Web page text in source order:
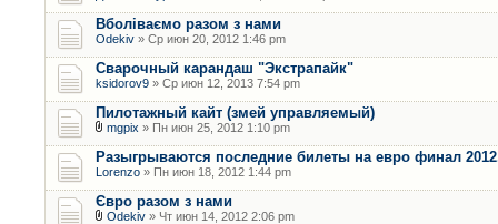
Вболіваємо разом з нами
Odekiv » Ср июн 20, 2012 1:46 pm
Сварочный карандаш "Экстрапайк"
ksidorov9 » Ср июн 12, 2013 7:54 pm
Пилотажный кайт (змей управляемый)
mgpix » Пн июн 25, 2012 1:10 pm
Разыгрываются последние билеты на евро финал
Lorenzo » Пн июн 18, 2012 1:44 pm
Євро разом з нами
Odekiv » Чт июн 14, 2012 2:06 pm